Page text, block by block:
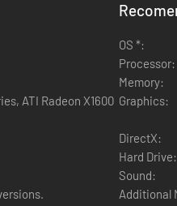
ATI Radeon X1600
OS *:
Processor:
Memory:
Graphics:
DirectX:
Hard Drive:
Sound:
Additional